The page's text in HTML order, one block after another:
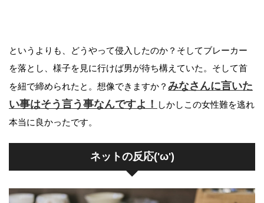
というよりも、どうやって侵入したのか？そしてブレーカー
を落とし、様子を見に行けば男が待ち構えていた。そして首
を紐で締められたと。想像できますか？ みなさんに言いた
い事はそう言う事なんですよ！ しかしこの女性難を逃れ
本当に良かったです。
ネットの反応('ω')